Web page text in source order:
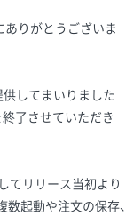
りがとうございま
供してまいりました
終了させていただき
てリリース当初より
起動や注文の保存、